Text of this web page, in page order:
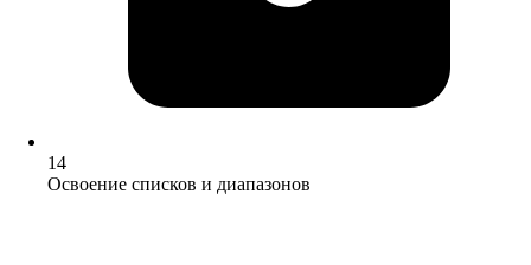
14
Освоение списков и диапазонов